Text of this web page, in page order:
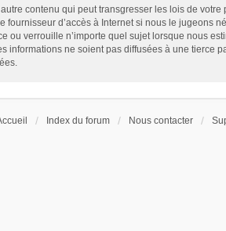
contenu qui peut transgresser les lois de
d’accès à Internet si nous le jugeons
verrouille n’importe quel sujet lorsque nous
ne soient pas diffusées à une tierce
Index du forum Nous contacter